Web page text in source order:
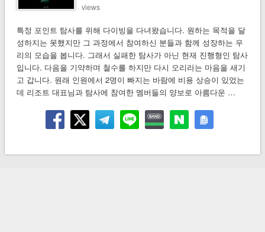
views
특정 포인트 탐사를 위해 다이빙을 다녀왔습니다. 원하는 목적을 달
성하지는 못했지만 그 과정에서 참여하신 분들과 함께 성장하는 우
리의 모습을 봅니다. 그래서 실패한 탐사가 아닌 현재 진행형인 탐사
입니다. 다음을 기약하며 철수를 하지만 다시 오리라는 마음을 새기
고 갑니다. 원래 인원에서 2명이 빠지는 바람에 비용 상승이 있었는
데 리조트 대표님과 탐사에 참여한 멤버들의 양보로 아름다운 …